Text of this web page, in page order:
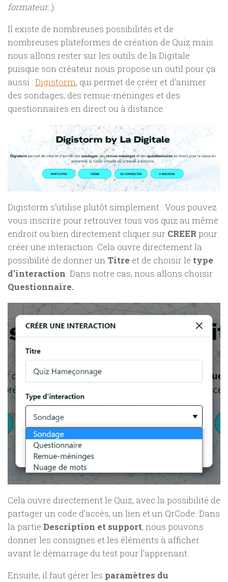
formateur..).
Il existe de nombreuses possibilités et de
nombreuses plateformes de création de Quiz mais
nous allons rester sur les outils de la Digitale
puisque son créateur nous propose un outil pour ça
aussi : Digistorm, qui permet de créer et d’animer
des sondages, des remue-méninges et des
questionnaires en direct ou à distance.
Digistorm s’utilise plutôt simplement : Vous pouvez
vous inscrire pour retrouver tous vos quiz au même
endroit ou bien directement cliquer sur CREERpour
créer une interaction. Cela ouvre directement la
possibilité de donner un Titre et de choisir le type
d’interaction . Dans notre cas, nous allons choisir
Questionnaire.
Cela ouvre directement le Quiz, avec la possibilité de
partager un code d’accès, un lien et un QrCode. Dans
la partie Description et support, nous pouvons
donner les consignes et les éléments à afficher
avant le démarrage du test pour l’apprenant.
Ensuite, il faut gérer les paramètres du